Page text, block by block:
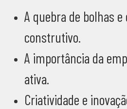
A quebra de bolhas e
construtivo.
A importância da
ativa.
Criatividade e